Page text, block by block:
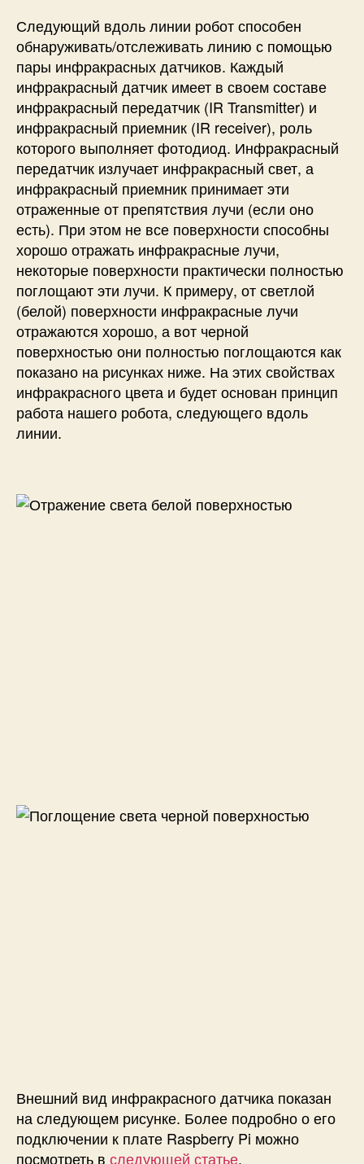
Следующий вдоль линии робот способен
обнаруживать/отслеживать линию с помощью
пары инфракрасных датчиков. Каждый
инфракрасный датчик имеет в своем составе
инфракрасный передатчик (IR Transmitter) и
инфракрасный приемник (IR receiver), роль
которого выполняет фотодиод. Инфракрасный
передатчик излучает инфракрасный свет, а
инфракрасный приемник принимает эти
отраженные от препятствия лучи (если оно
есть). При этом не все поверхности способны
хорошо отражать инфракрасные лучи,
некоторые поверхности практически полностью
поглощают эти лучи. К примеру, от светлой
(белой) поверхности инфракрасные лучи
отражаются хорошо, а вот черной
поверхностью они полностью поглощаются как
показано на рисунках ниже. На этих свойствах
инфракрасного цвета и будет основан принцип
работа нашего робота, следующего вдоль
линии.
Внешний вид инфракрасного датчика показан
на следующем рисунке. Более подробно о его
подключении к плате Raspberry Pi можно
посмотреть в следующей статье.